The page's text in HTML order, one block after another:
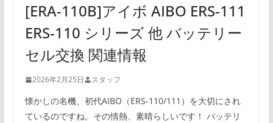
[ERA-110B]アイボ AIBO ERS-111
ERS-110 シリーズ 他 バッテリー
セル交換 関連情報
2026年2月25日 スタッフ
懐かしの名機、初代AIBO（ERS-110/111）を大切にされ
ているのですね。その情熱、素晴らしいです！ バッテリ